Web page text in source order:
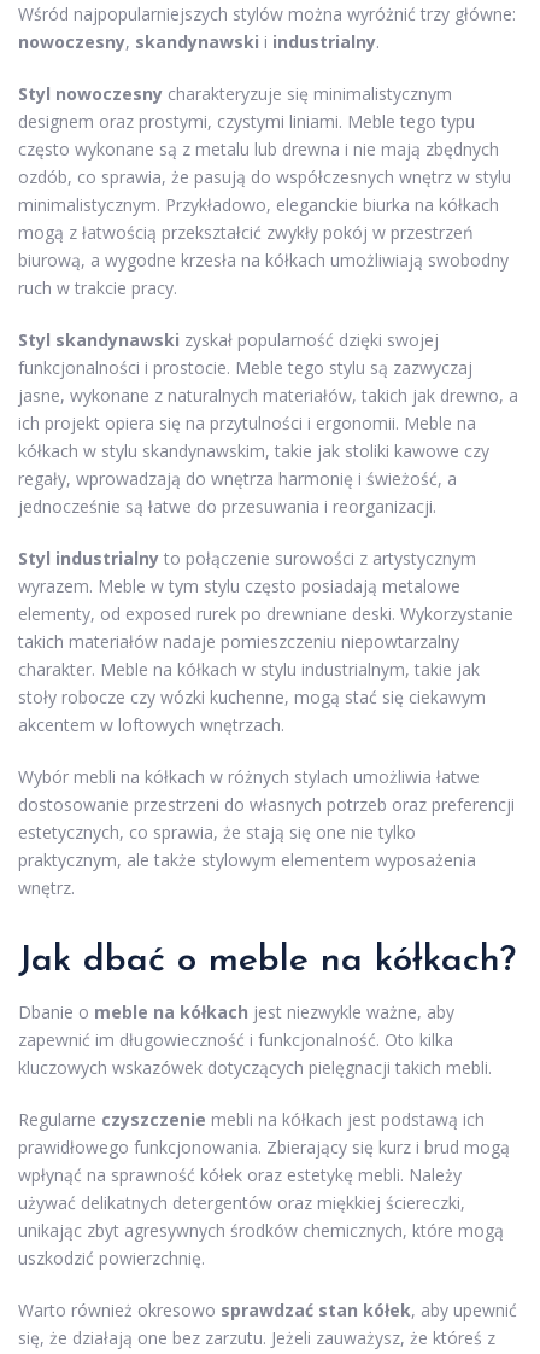
Wśród najpopularniejszych stylów można wyróżnić trzy główne:
nowoczesny, skandynawski i industrialny.
Styl nowoczesny charakteryzuje się minimalistycznym
designem oraz prostymi, czystymi liniami. Meble tego typu
często wykonane są z metalu lub drewna i nie mają zbędnych
ozdób, co sprawia, że pasują do współczesnych wnętrz w stylu
minimalistycznym. Przykładowo, eleganckie biurka na kółkach
mogą z łatwością przekształcić zwykły pokój w przestrzeń
biurową, a wygodne krzesła na kółkach umożliwiają swobodny
ruch w trakcie pracy.
Styl skandynawski zyskał popularność dzięki swojej
funkcjonalności i prostocie. Meble tego stylu są zazwyczaj
jasne, wykonane z naturalnych materiałów, takich jak drewno, a
ich projekt opiera się na przytulności i ergonomii. Meble na
kółkach w stylu skandynawskim, takie jak stoliki kawowe czy
regały, wprowadzają do wnętrza harmonię i świeżość, a
jednocześnie są łatwe do przesuwania i reorganizacji.
Styl industrialny to połączenie surowości z artystycznym
wyrazem. Meble w tym stylu często posiadają metalowe
elementy, od exposed rurek po drewniane deski. Wykorzystanie
takich materiałów nadaje pomieszczeniu niepowtarzalny
charakter. Meble na kółkach w stylu industrialnym, takie jak
stoły robocze czy wózki kuchenne, mogą stać się ciekawym
akcentem w loftowych wnętrzach.
Wybór mebli na kółkach w różnych stylach umożliwia łatwe
dostosowanie przestrzeni do własnych potrzeb oraz preferencji
estetycznych, co sprawia, że stają się one nie tylko
praktycznym, ale także stylowym elementem wyposażenia
wnętrz.
Jak dbać o meble na kółkach?
Dbanie o meble na kółkach jest niezwykle ważne, aby
zapewnić im długowieczność i funkcjonalność. Oto kilka
kluczowych wskazówek dotyczących pielęgnacji takich mebli.
Regularne czyszczenie mebli na kółkach jest podstawą ich
prawidłowego funkcjonowania. Zbierający się kurz i brud mogą
wpłynąć na sprawność kółek oraz estetykę mebli. Należy
używać delikatnych detergentów oraz miękkiej ściereczki,
unikając zbyt agresywnych środków chemicznych, które mogą
uszkodzić powierzchnię.
Warto również okresowo sprawdzać stan kółek, aby upewnić
się, że działają one bez zarzutu. Jeżeli zauważysz, że któreś z